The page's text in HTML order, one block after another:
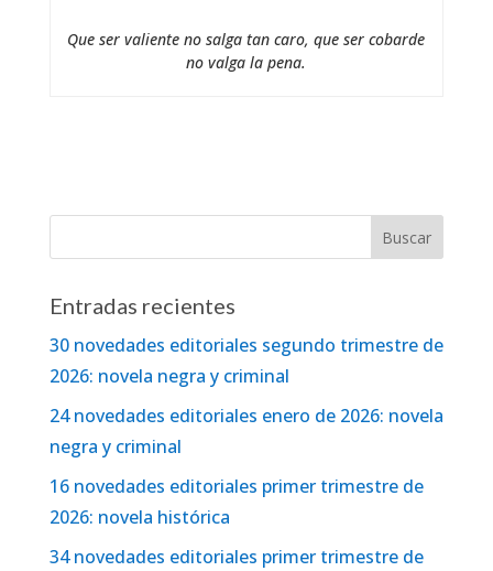
Que ser valiente no salga tan caro, que ser cobarde
no valga la pena.
Entradas recientes
30 novedades editoriales segundo trimestre de
2026: novela negra y criminal
24 novedades editoriales enero de 2026: novela
negra y criminal
16 novedades editoriales primer trimestre de
2026: novela histórica
34 novedades editoriales primer trimestre de